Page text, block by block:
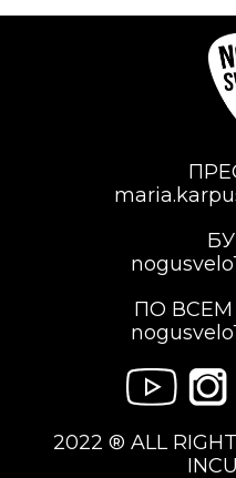
ПО
2022 ® ALL